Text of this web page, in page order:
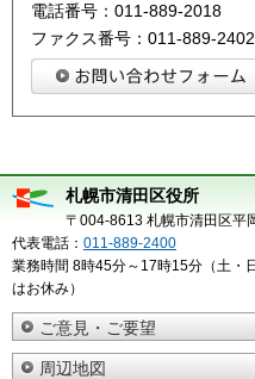
電話番号：011-889-2018
ファクス番号：011-889-2402
札幌市清田区役所
〒004-8613 札幌市清田区平
代表電話： 011-889-2400
業務時間 8時45分～17時15分（土・
はお休み）
ご意見・ご要望
周辺地図